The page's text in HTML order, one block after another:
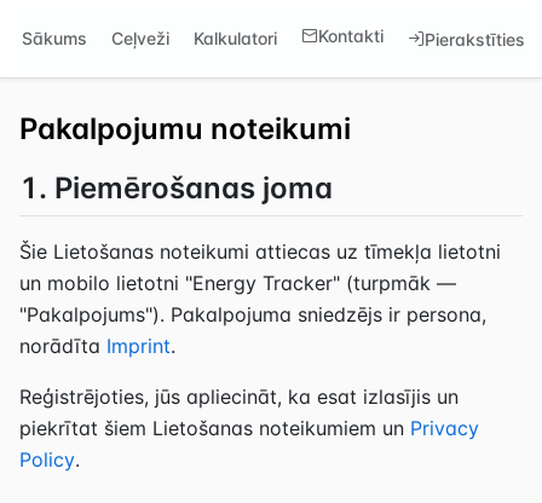
Sākums Ceļveži Kalkulatori Kontakti Pierakstīties
Pakalpojumu noteikumi
1. Piemērošanas joma
Šie Lietošanas noteikumi attiecas uz tīmekļa lietotni
un mobilo lietotni "Energy Tracker" (turpmāk —
"Pakalpojums"). Pakalpojuma sniedzējs ir persona,
norādīta Imprint.
Reģistrējoties, jūs apliecināt, ka esat izlasījis un
piekrītat šiem Lietošanas noteikumiem un Privacy
Policy.